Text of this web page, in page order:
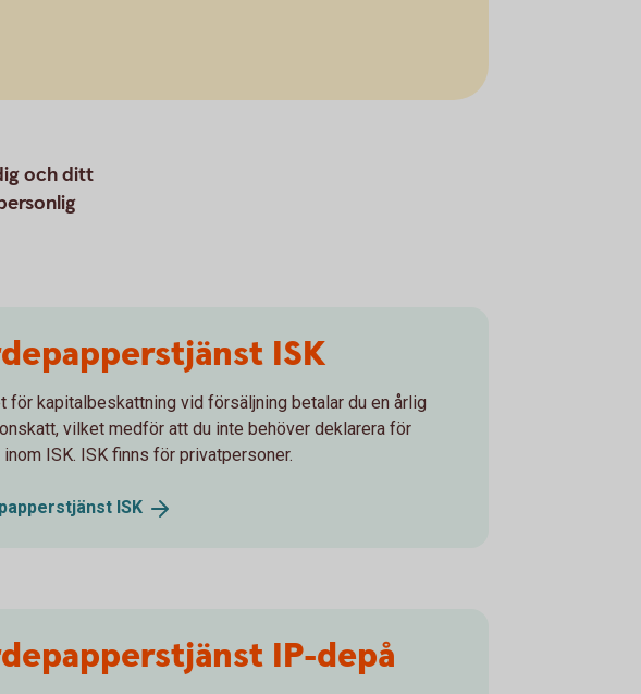
och ditt
ISK
för kapitalbeskattning vid försäljning betalar du en årlig
vilket medför att du inte behöver deklarera för
ISK. ISK finns för privatpersoner.
ISK
IP-depå